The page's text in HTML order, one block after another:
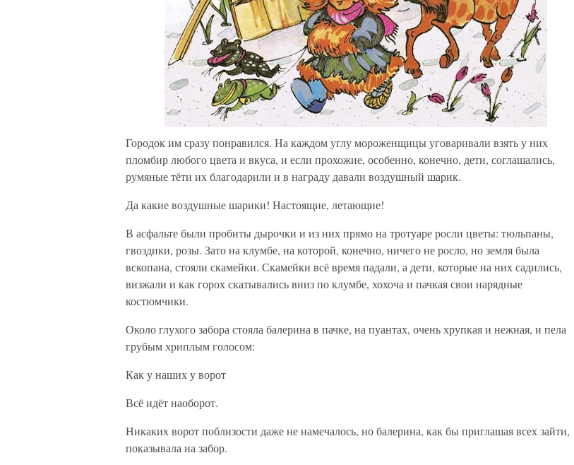
Городок им сразу понравился. На каждом углу мороженщицы уговаривали взять у них
пломбир любого цвета и вкуса, и если прохожие, особенно, конечно, дети, соглашались,
румяные тёти их благодарили и в награду давали воздушный шарик.
Да какие воздушные шарики! Настоящие, летающие!
В асфальте были пробиты дырочки и из них прямо на тротуаре росли цветы: тюльпаны,
гвоздики, розы. Зато на клумбе, на которой, конечно, ничего не росло, но земля была
вскопана, стояли скамейки. Скамейки всё время падали, а дети, которые на них садились,
визжали и как горох скатывались вниз по клумбе, хохоча и пачкая свои нарядные
костюмчики.
Около глухого забора стояла балерина в пачке, на пуантах, очень хрупкая и нежная, и пела
грубым хриплым голосом:
Как у наших у ворот
Всё идёт наоборот.
Никаких ворот поблизости даже не намечалось, но балерина, как бы приглашая всех зайти,
показывала на забор.